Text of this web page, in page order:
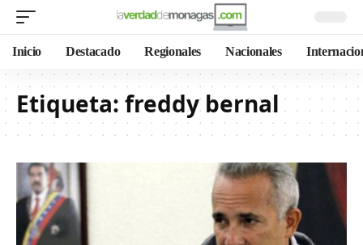
Inicio Destacado Regionales Nacionales
Etiqueta: freddy bernal